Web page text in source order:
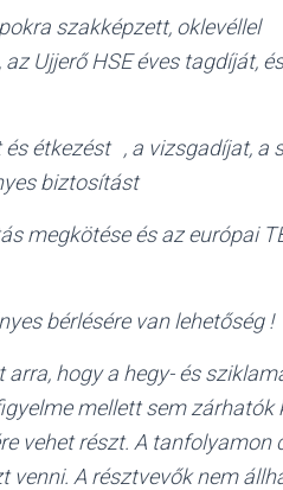
szakképzett, oklevéllel
Ujjerő HSE éves tagdíját,
étkezést , a vizsgadíjat, a
biztosítást
megkötése és az európai
bérlésére van lehetőség !
hogy a hegy- és
mellett sem zárhatók
vehet részt. A tanfolyamon
venni. A résztvevők nem